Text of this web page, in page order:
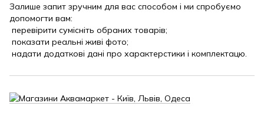
Залише запит зручним для вас способом і ми спробуємо
допомогти вам:
перевірити сумісніть обраних товарів;
показати реальні живі фото;
надати додаткові дані про характерстики і комплектацю.